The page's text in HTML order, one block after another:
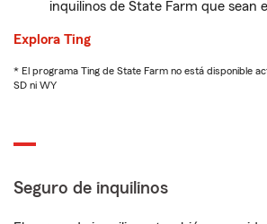
inquilinos de State Farm que sean
Explora Ting
* El programa Ting de State Farm no está disponible
SD ni WY
Seguro de inquilinos